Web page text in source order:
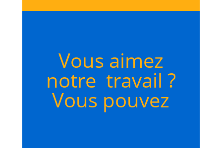
Vous aimez
notre travail ?
Vous pouvez